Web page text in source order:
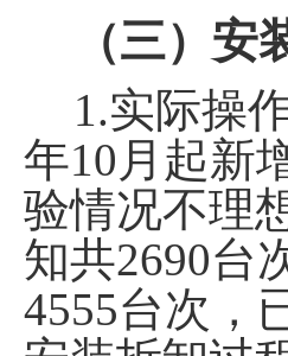
（三）安
1.实际操
年10 月起新
验情况不理
知共2690台
4555台次，